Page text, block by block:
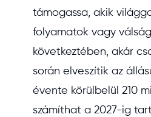
támogassa, akik
folyamatok vagy
következtében, akár
során elveszítik az
évente körülbelül 210
számíthat a 2027-ig